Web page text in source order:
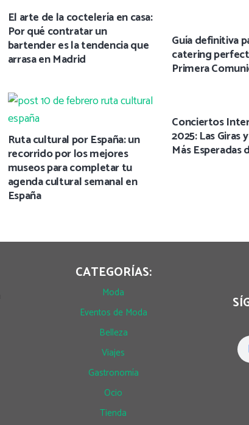
El arte de la coctelería en casa:
Por qué contratar un
bartender es la tendencia que
arrasa en Madrid
Guía definitiva
catering
Primera
Ruta cultural por España: un
recorrido por los mejores
museos para completar tu
agenda cultural semanal en
España
Conciertos
2025: Las Giras
Más Esperadas
CATEGORÍAS:
Moda
Eventos de Moda
Belleza
Viajes
Gastronomía
Ocio
Tienda